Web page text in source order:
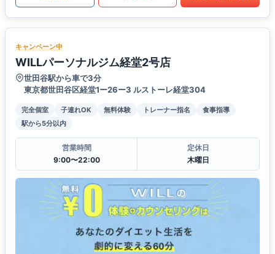
キャンペーン中
WILLパーソナルジム経堂2号店
世田谷駅から車で3分
東京都世田谷区経堂1ー26ー3 ルストーレ経堂304
完全個室 子連れOK 無料体験 トレーナー指名
食事指導
駅から5分以内
営業時間
9:00〜22:00
定休日
木曜日